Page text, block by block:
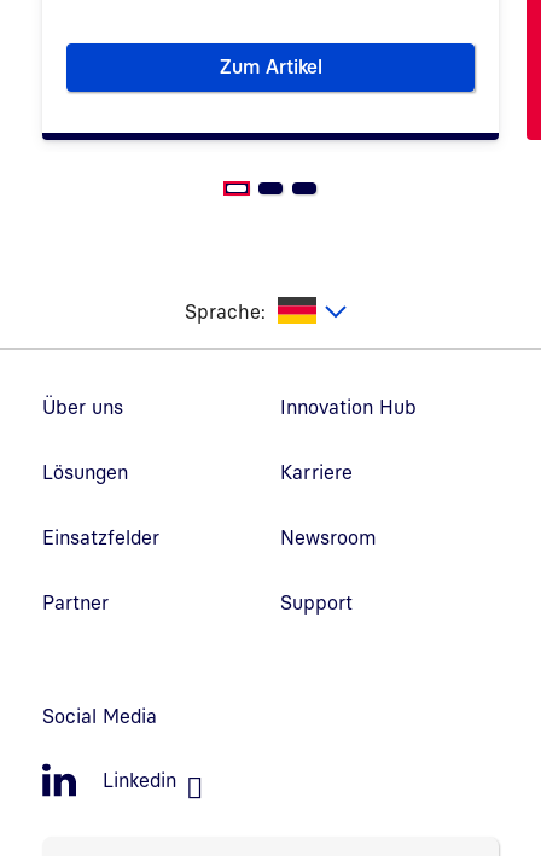
Zum ArtikelWie politisch sind Normung
Sprache:
Über uns
Lösungen
Einsatzfelder
Partner
Innovation Hub
Karriere
Newsroom
Support
Social Media
Linkedin